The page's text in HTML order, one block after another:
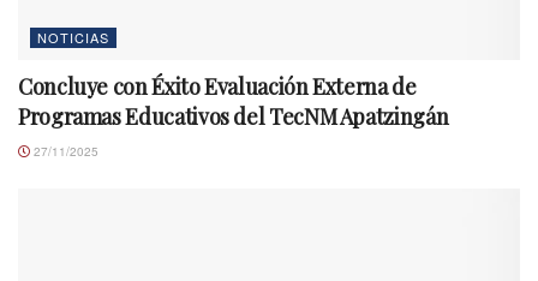
NOTICIAS
Concluye con Éxito Evaluación Externa de
Programas Educativos del TecNM Apatzingán
27/11/2025